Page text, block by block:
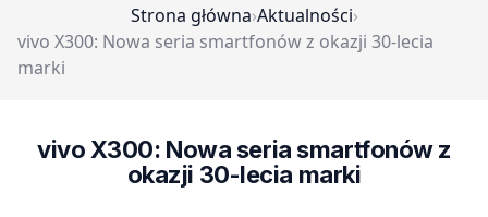
Strona główna›Aktualności›
vivo X300: Nowa seria smartfonów z okazji 30-lecia
marki
vivo X300: Nowa seria smartfonów z
okazji 30-lecia marki